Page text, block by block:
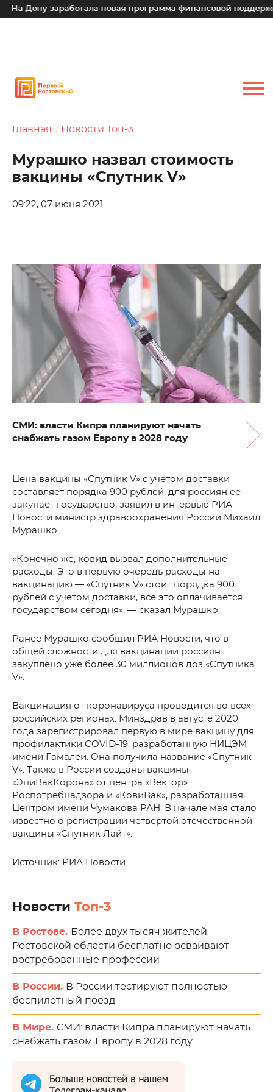
Дону заработала новая программа финансовой поддержки
Главная Новости Топ-3
Мурашко назвал стоимость
вакцины «Спутник V»
09:22, 07 июня 2021
СМИ: власти Кипра планируют начать
снабжать газом Европу в 2028 году
Цена вакцины «Спутник V» с учетом доставки
составляет порядка 900 рублей, для россиян ее
закупает государство, заявил в интервью РИА
Новости министр здравоохранения России Михаил
Мурашко.
«Конечно же, ковид вызвал дополнительные
расходы. Это в первую очередь расходы на
вакцинацию — «Спутник V» стоит порядка 900
рублей с учетом доставки, все это оплачивается
государством сегодня», — сказал Мурашко.
Ранее Мурашко сообщил РИА Новости, что в
общей сложности для вакцинации россиян
закуплено уже более 30 миллионов доз «Спутника
V».
Вакцинация от коронавируса проводится во всех
российских регионах. Минздрав в августе 2020
года зарегистрировал первую в мире вакцину для
профилактики COVID-19, разработанную НИЦЭМ
имени Гамалеи. Она получила название «Спутник
V». Также в России созданы вакцины
«ЭпиВакКорона» от центра «Вектор»
Роспотребнадзора и «КовиВак», разработанная
Центром имени Чумакова РАН. В начале мая стало
известно о регистрации четвертой отечественной
вакцины «Спутник Лайт».
Источник: РИА Новости
Новости Топ-3
В Ростове. Более двух тысяч жителей
Ростовской области бесплатно осваивают
востребованные профессии
В России. В России тестируют полностью
беспилотный поезд
В Мире. СМИ: власти Кипра планируют начать
снабжать газом Европу в 2028 году